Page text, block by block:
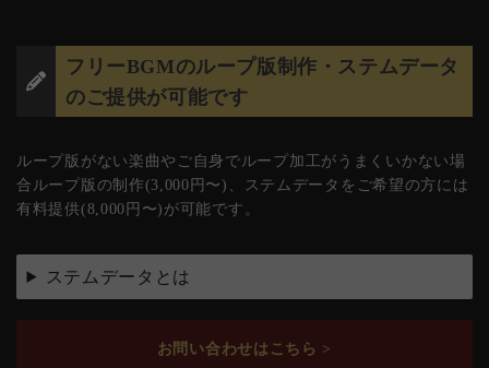
フリーBGMのループ版制作・ステムデータ
のご提供が可能です
ループ版がない楽曲やご自身でループ加工がうまくいかない場
合ループ版の制作(3,000円〜)、ステムデータをご希望の方には
有料提供(8,000円〜)が可能です。
ステムデータとは
お問い合わせはこちら >